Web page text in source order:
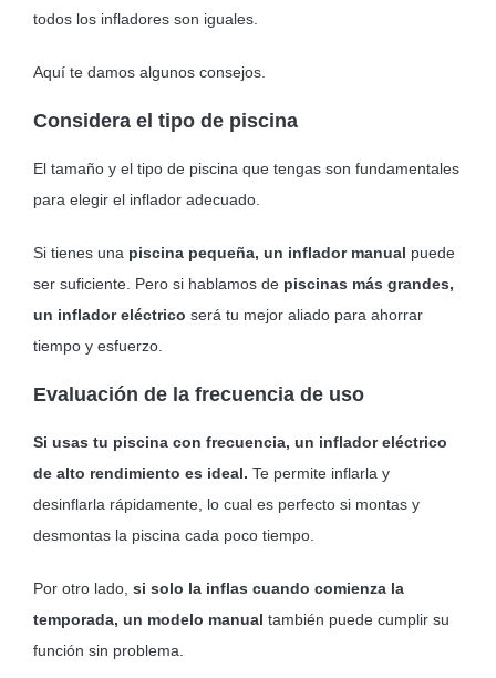
todos los infladores son iguales.
Aquí te damos algunos consejos.
Considera el tipo de piscina
El tamaño y el tipo de piscina que tengas son fundamentales
para elegir el inflador adecuado.
Si tienes una piscina pequeña, un inflador manual puede
ser suficiente. Pero si hablamos de piscinas más grandes,
un inflador eléctrico será tu mejor aliado para ahorrar
tiempo y esfuerzo.
Evaluación de la frecuencia de uso
Si usas tu piscina con frecuencia, un inflador eléctrico
de alto rendimiento es ideal. Te permite inflarla y
desinflarla rápidamente, lo cual es perfecto si montas y
desmontas la piscina cada poco tiempo.
Por otro lado, si solo la inflas cuando comienza la
temporada, un modelo manual también puede cumplir su
función sin problema.